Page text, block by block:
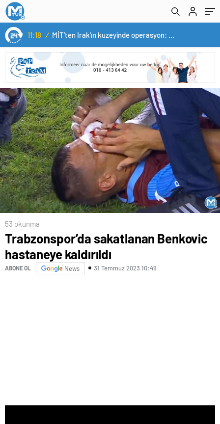
11:18 / MİT’ten Irak’ın kuzeyinde operasyon: Ramazan Güneş Türkiye’ye getirildi
53 okunma
Trabzonspor’da sakatlanan Benkovic
hastaneye kaldırıldı
ABONE OL News 31 Temmuz 2023 10:49